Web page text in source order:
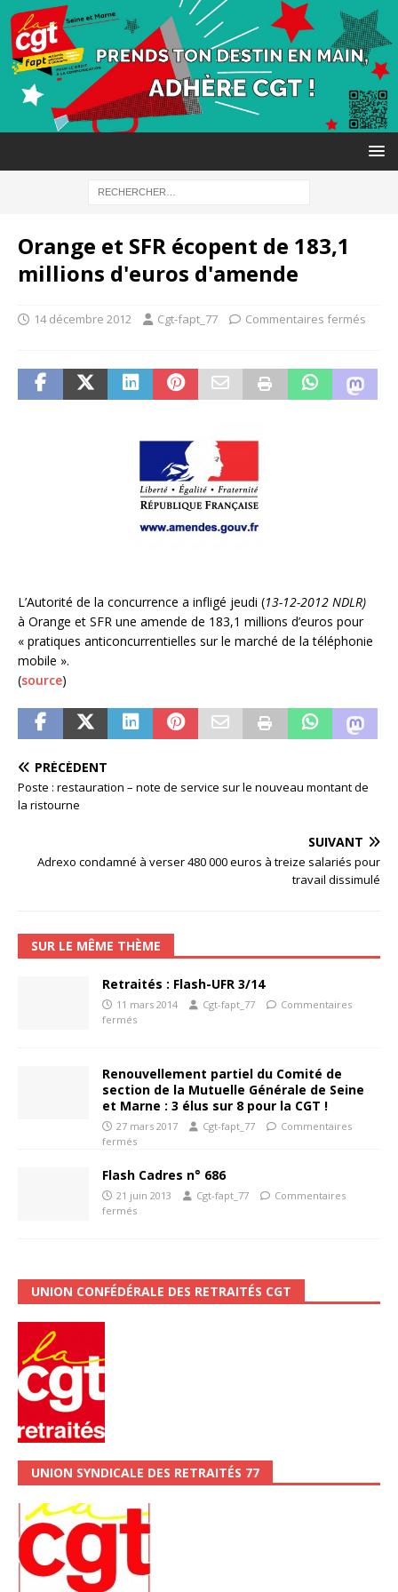
Orange et SFR écopent de 183,1
millions d'euros d'amende
14 décembre 2012 Cgt-fapt_77 Commentaires fermés
L’Autorité de la concurrence a infligé jeudi (13-12-2012 NDLR)
à Orange et SFR une amende de 183,1 millions d’euros pour
« pratiques anticoncurrentielles sur le marché de la téléphonie
mobile ».
(source)
PRÉCÉDENT
Poste : restauration – note de service sur le nouveau montant de
la ristourne
SUIVANT
Adrexo condamné à verser 480 000 euros à treize salariés pour
travail dissimulé
SUR LE MÊME THÈME
Retraités : Flash-UFR 3/14
11 mars 2014 Cgt-fapt_77
Commentaires
fermés
Renouvellement partiel du Comité de
section de la Mutuelle Générale de Seine
et Marne : 3 élus sur 8 pour la CGT !
27 mars 2017 Cgt-fapt_77
Commentaires
fermés
Flash Cadres n° 686
21 juin 2013 Cgt-fapt_77
Commentaires
fermés
UNION CONFÉDÉRALE DES RETRAITÉS CGT
UNION SYNDICALE DES RETRAITÉS 77